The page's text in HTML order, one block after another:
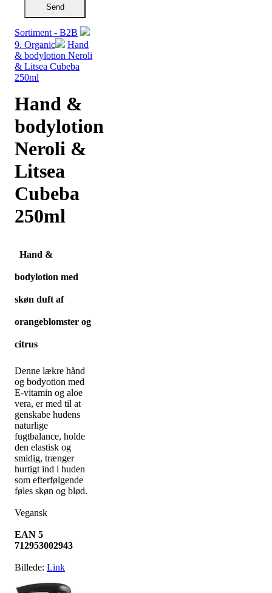
Send
Sortiment - B2B
9. Organic
Hand
& bodylotion Neroli
& Litsea Cubeba
250ml
Hand &
bodylotion
Neroli &
Litsea
Cubeba
250ml
Hand &
bodylotion med
skøn duft af
orangeblomster og
citrus
Denne lækre hånd
og bodyotion med
E-vitamin og aloe
vera, er med til at
genskabe hudens
naturlige
fugtbalance, holde
den elastisk og
smidig, trænger
hurtigt ind i huden
som efterfølgende
føles skøn og blød.
Vegansk
EAN 5
712953002943
Billede: Link